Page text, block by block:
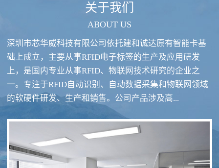
RFID酒类防伪系统方案 RFID智慧食堂系统
关于我们
ABOUT US
深圳市芯华威科技有限公司依托建和诚达原有智能卡基
础上成立，主要从事RFID电子标签的生产及应用研发
上，是国内专业从事RFID、物联网技术研究的企业之
一。专注于RFID自动识别、自动数据采集和物联网领域
的软硬件研发、生产和销售。公司产品涉及高...